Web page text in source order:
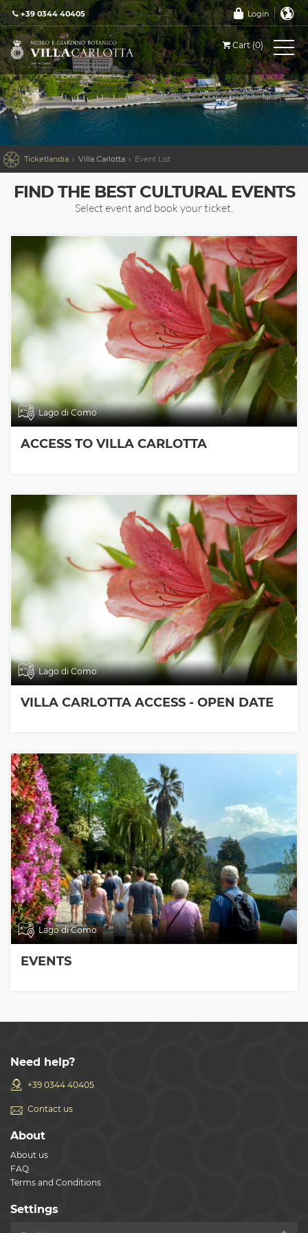
+39 0344 40405 Login
Cart (0)
 Ticketlandia Villa Carlotta Event List
FIND THE BEST CULTURAL EVENTS
Select event and book your ticket.
Lago di Como
ACCESS TO VILLA CARLOTTA
Lago di Como
VILLA CARLOTTA ACCESS - OPEN DATE
Lago di Como
EVENTS
Need help?
+39 0344 40405
Contact us
About
About us
FAQ
Terms and Conditions
Settings